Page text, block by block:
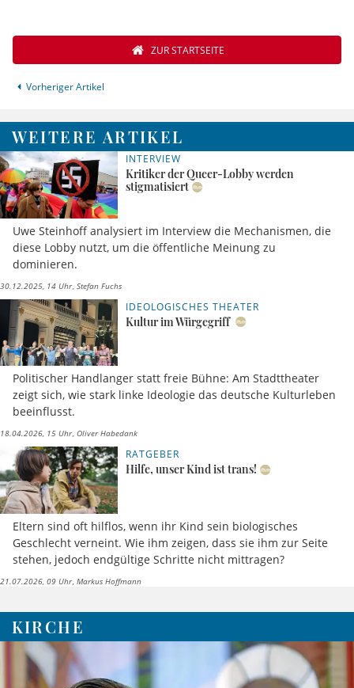
Vorheriger Artikel
ZUR STARTSEITE
WEITERE ARTIKEL
INTERVIEW
Kritiker der Queer-Lobby werden
stigmatisiert
Uwe Steinhoff analysiert im Interview die Mechanismen, die
diese Lobby nutzt, um die öffentliche Meinung zu
dominieren.
30.12.2025, 14 Uhr Stefan Fuchs
IDEOLOGISCHES THEATER
Kultur im Würgegriff
Politischer Handlanger statt freie Bühne: Am Stadttheater
zeigt sich, wie stark linke Ideologie das deutsche Kulturleben
beeinflusst.
18.04.2026, 15 Uhr Oliver Habedank
RATGEBER
Hilfe, unser Kind ist trans!
Eltern sind oft hilflos, wenn ihr Kind sein biologisches
Geschlecht verneint. Wie ihm zeigen, dass sie ihm zur Seite
stehen, jedoch endgültige Schritte nicht mittragen?
21.07.2026, 09 Uhr Markus Hoffmann
KIRCHE